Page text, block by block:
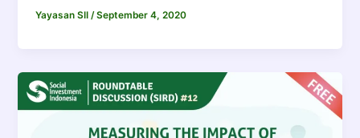
Yayasan SII /September 4, 2020